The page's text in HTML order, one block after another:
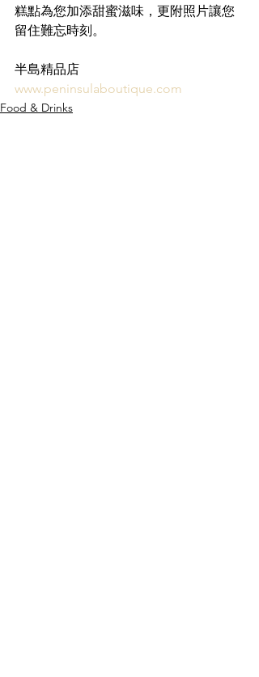
糕點為您加添甜蜜滋味，更附照片讓您
留住難忘時刻。
半島精品店
www.peninsulaboutique.com
Food & Drinks